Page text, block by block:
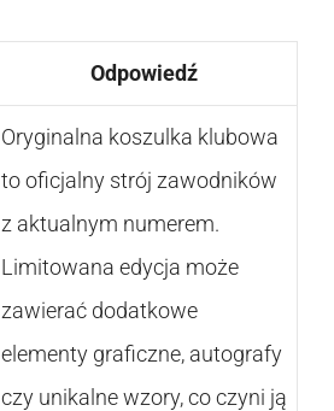
Odpowiedź
Oryginalna koszulka klubowa
to oficjalny strój zawodników
z aktualnym numerem.
Limitowana edycja może
zawierać dodatkowe
elementy graficzne, autografy
czy unikalne wzory, co czyni ją